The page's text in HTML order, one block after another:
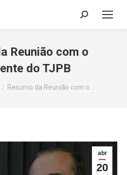
Search:
Reunião com o
do TJPB
Resumo da Reunião com o…
abr
20